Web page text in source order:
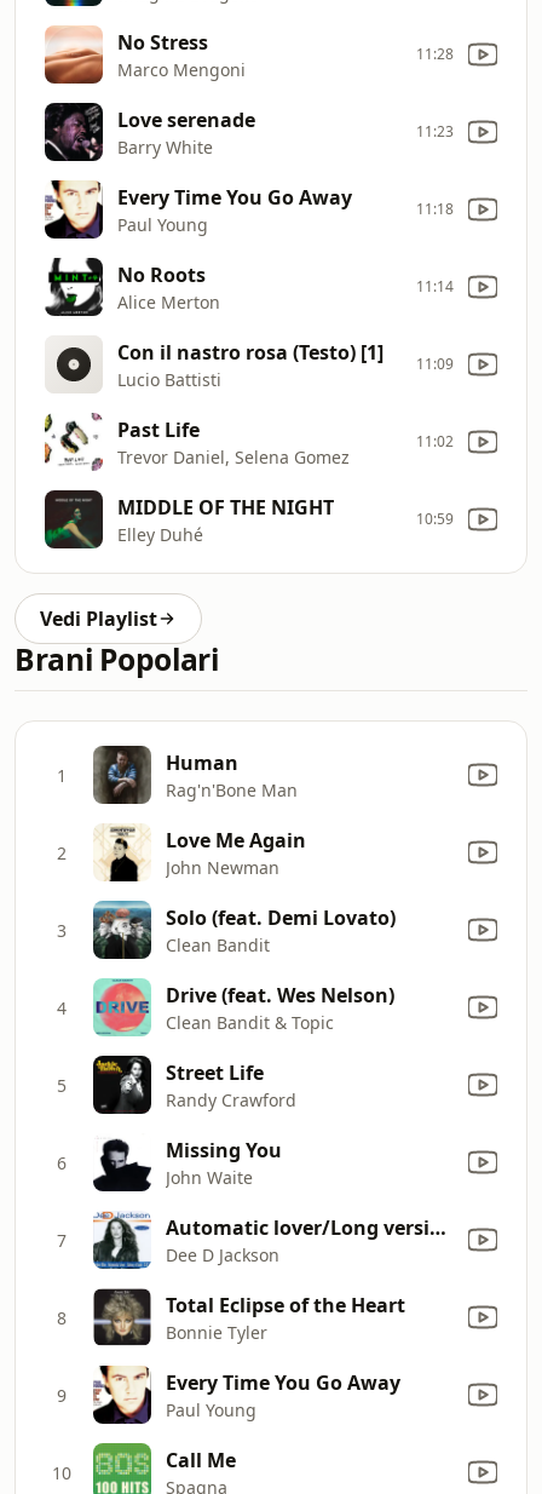
No Stress
Marco Mengoni
11:28
Love serenade
Barry White
11:23
Every Time You Go Away
Paul Young
11:18
No Roots
Alice Merton
11:14
Con il nastro rosa (Testo) [1]
Lucio Battisti
11:09
Past Life
Trevor Daniel, Selena Gomez
11:02
MIDDLE OF THE NIGHT
Elley Duhé
10:59
Vedi Playlist
Brani Popolari
1 Human
Rag'n'Bone Man
2 Love Me Again
John Newman
3 Solo (feat. Demi Lovato)
Clean Bandit
4 Drive (feat. Wes Nelson)
Clean Bandit & Topic
5 Street Life
Randy Crawford
6 Missing You
John Waite
7 Automatic lover/Long version
Dee D Jackson
8 Total Eclipse of the Heart
Bonnie Tyler
9 Every Time You Go Away
Paul Young
10 Call Me
Spagna